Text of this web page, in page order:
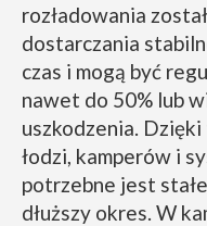
rozładowania
dostarczania
czas i mogą być
nawet do 50% lub
uszkodzenia.
łodzi, kamperów i
potrzebne jest
dłuższy okres. W